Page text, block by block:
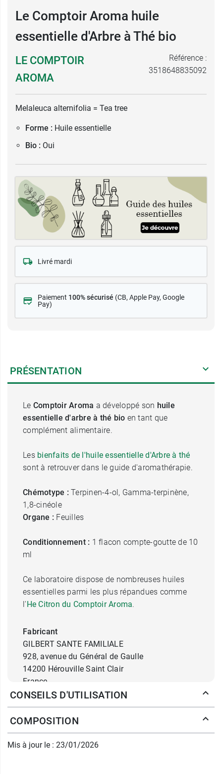
Le Comptoir Aroma huile
essentielle d'Arbre à Thé bio
LE COMPTOIR
AROMA
Référence :
3518648835092
Melaleuca alternifolia = Tea tree
Forme : Huile essentielle
Bio : Oui
Livré mardi
Paiement 100% sécurisé (CB, Apple Pay, Google
Pay)
PRÉSENTATION
Le Comptoir Aroma a développé son huile
essentielle d'arbre à thé bio en tant que
complément alimentaire.
Les bienfaits de l'huile essentielle d'Arbre à thé
sont à retrouver dans le guide d'aromathérapie.
Chémotype : Terpinen-4-ol, Gamma-terpinène,
1,8-cinéole
Organe : Feuilles
Conditionnement : 1 flacon compte-goutte de 10
ml
Ce laboratoire dispose de nombreuses huiles
essentielles parmi les plus répandues comme
l'He Citron du Comptoir Aroma.
Fabricant
GILBERT SANTE FAMILIALE
928, avenue du Général de Gaulle
14200 Hérouville Saint Clair
France
02 31 47 15 15
CONSEILS D'UTILISATION
COMPOSITION
Mis à jour le : 23/01/2026